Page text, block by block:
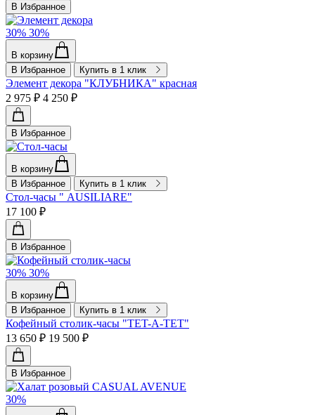
В Избранное
30% 30%
В корзину
В Избранное
Купить в 1 клик
Элемент декора "КЛУБНИКА" красная
2 975 ₽ 4 250 ₽
В Избранное
В корзину
В Избранное
Купить в 1 клик
Стол-часы " AUSILIARE"
17 100 ₽
В Избранное
30% 30%
В корзину
В Избранное
Купить в 1 клик
Кофейный столик-часы "TET-A-TET"
13 650 ₽ 19 500 ₽
В Избранное
30%